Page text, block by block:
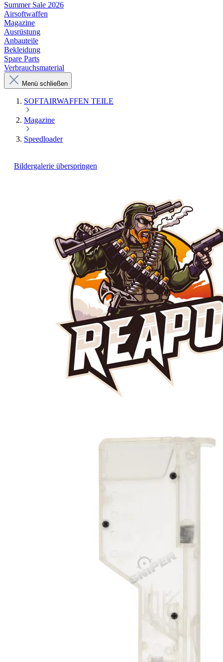
Summer Sale 2026
Airsoftwaffen
Magazine
Ausrüstung
Anbauteile
Bekleidung
Spare Parts
Verbrauchsmaterial
Menü schließen
SOFTAIRWAFFEN TEILE
Magazine
Speedloader
Bildergalerie überspringen